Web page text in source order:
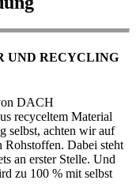
UND RECYCLING
DACH
recyceltem Material
selbst, achten wir auf
Rohstoffen. Dabei steht
an erster Stelle. Und
zu 100 % mit selbst